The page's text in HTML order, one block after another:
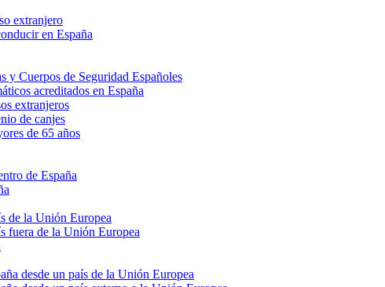
extranjero
en España
y Cuerpos de Seguridad Españoles
acreditados en España
extranjeros
de canjes
de 65 años
de España
de la Unión Europea
fuera de la Unión Europea
desde un país de la Unión Europea